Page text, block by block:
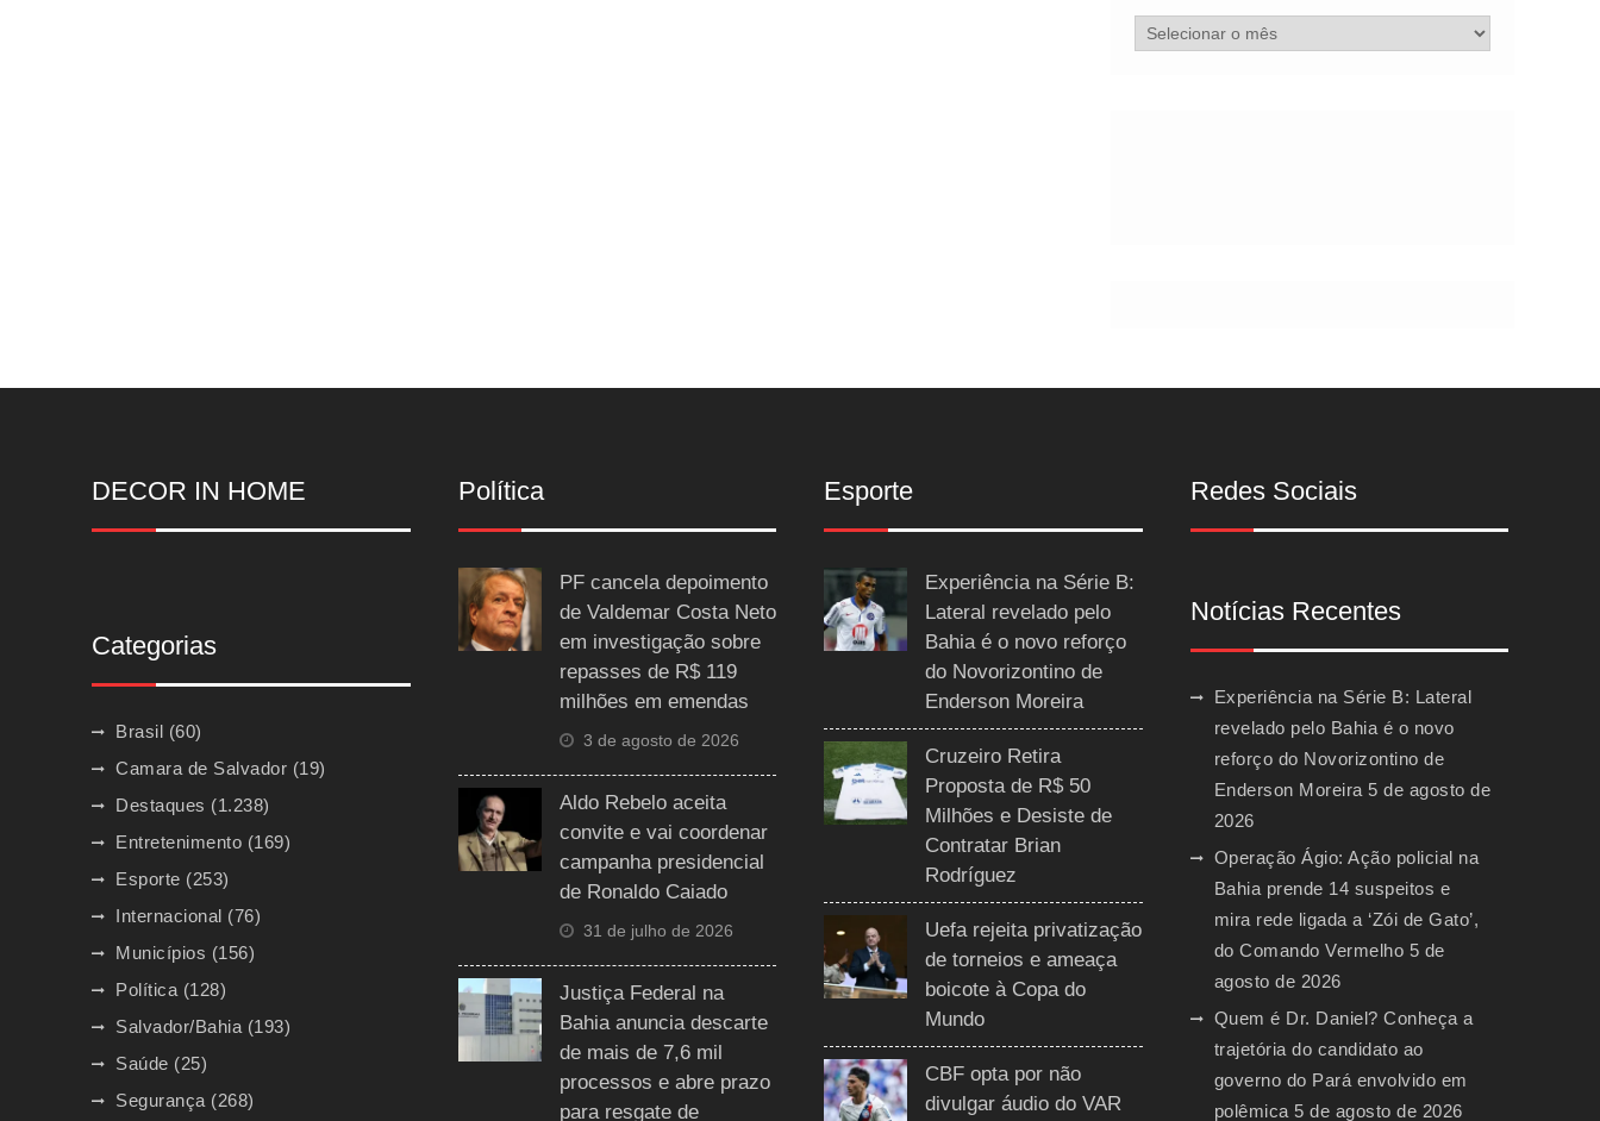
Arquivo
DECOR IN HOME
Categorias
Brasil (60)
Camara de Salvador (19)
Destaques (1.238)
Entretenimento (169)
Esporte (253)
Internacional (76)
Municípios (156)
Política (128)
Salvador/Bahia (193)
Saúde (25)
Segurança (268)
Política
PF cancela depoimento
de Valdemar Costa Neto
em investigação sobre
repasses de R$ 119
milhões em emendas
3 de agosto de 2026
Aldo Rebelo aceita
convite e vai coordenar
campanha presidencial
de Ronaldo Caiado
31 de julho de 2026
Justiça Federal na
Bahia anuncia descarte
de mais de 7,6 mil
processos e abre prazo
para resgate de
Esporte
Experiência na Série B:
Lateral revelado pelo
Bahia é o novo reforço
do Novorizontino de
Enderson Moreira
Cruzeiro Retira
Proposta de R$ 50
Milhões e Desiste de
Contratar Brian
Rodríguez
Uefa rejeita privatização
de torneios e ameaça
boicote à Copa do
Mundo
CBF opta por não
divulgar áudio do VAR
Redes Sociais
Notícias Recentes
Experiência na Série B: Lateral
revelado pelo Bahia é o novo
reforço do Novorizontino de
Enderson Moreira 5 de agosto de
2026
Operação Ágio: Ação policial na
Bahia prende 14 suspeitos e
mira rede ligada a ‘Zói de Gato’,
do Comando Vermelho 5 de
agosto de 2026
Quem é Dr. Daniel? Conheça a
trajetória do candidato ao
governo do Pará envolvido em
polêmica 5 de agosto de 2026